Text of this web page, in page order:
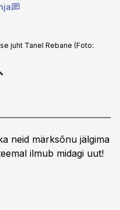
juht Tanel Rebane (Foto:
neid märksõnu jälgima
ilmub midagi uut!